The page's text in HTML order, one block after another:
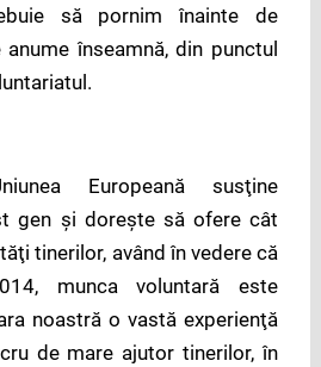
să pornim înainte de
înseamnă, din punctul
Europeană susţine
gen şi doreşte să ofere cât
tinerilor, având în vedere că
munca voluntară este
noastră o vastă experienţă
de mare ajutor tinerilor, în